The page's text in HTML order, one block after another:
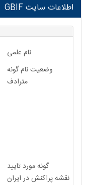
اطلاعات سایت GBIF
نام علمی
وضعیت نام گونه
مترادف
گونه مورد تایید
نقشه پراکنش در ایران